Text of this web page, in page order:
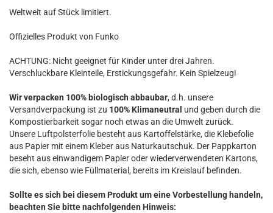
Weltweit auf Stück limitiert.
Offizielles Produkt von Funko
ACHTUNG: Nicht geeignet für Kinder unter drei Jahren.
Verschluckbare Kleinteile, Erstickungsgefahr. Kein Spielzeug!
Wir verpacken 100% biologisch abbaubar, d.h. unsere
Versandverpackung ist zu 100% Klimaneutral und geben durch die
Kompostierbarkeit sogar noch etwas an die Umwelt zurück.
Unsere Luftpolsterfolie besteht aus Kartoffelstärke, die Klebefolie
aus Papier mit einem Kleber aus Naturkautschuk. Der Pappkarton
beseht aus einwandigem Papier oder wiederverwendeten Kartons,
die sich, ebenso wie Füllmaterial, bereits im Kreislauf befinden.
Sollte es sich bei diesem Produkt um eine Vorbestellung handeln,
beachten Sie bitte nachfolgenden Hinweis: